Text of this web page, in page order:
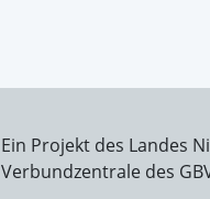
Ein Projekt des Landes
Verbundzentrale des